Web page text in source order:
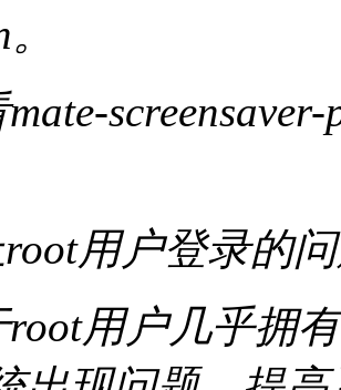
用户登录的
用户几乎拥